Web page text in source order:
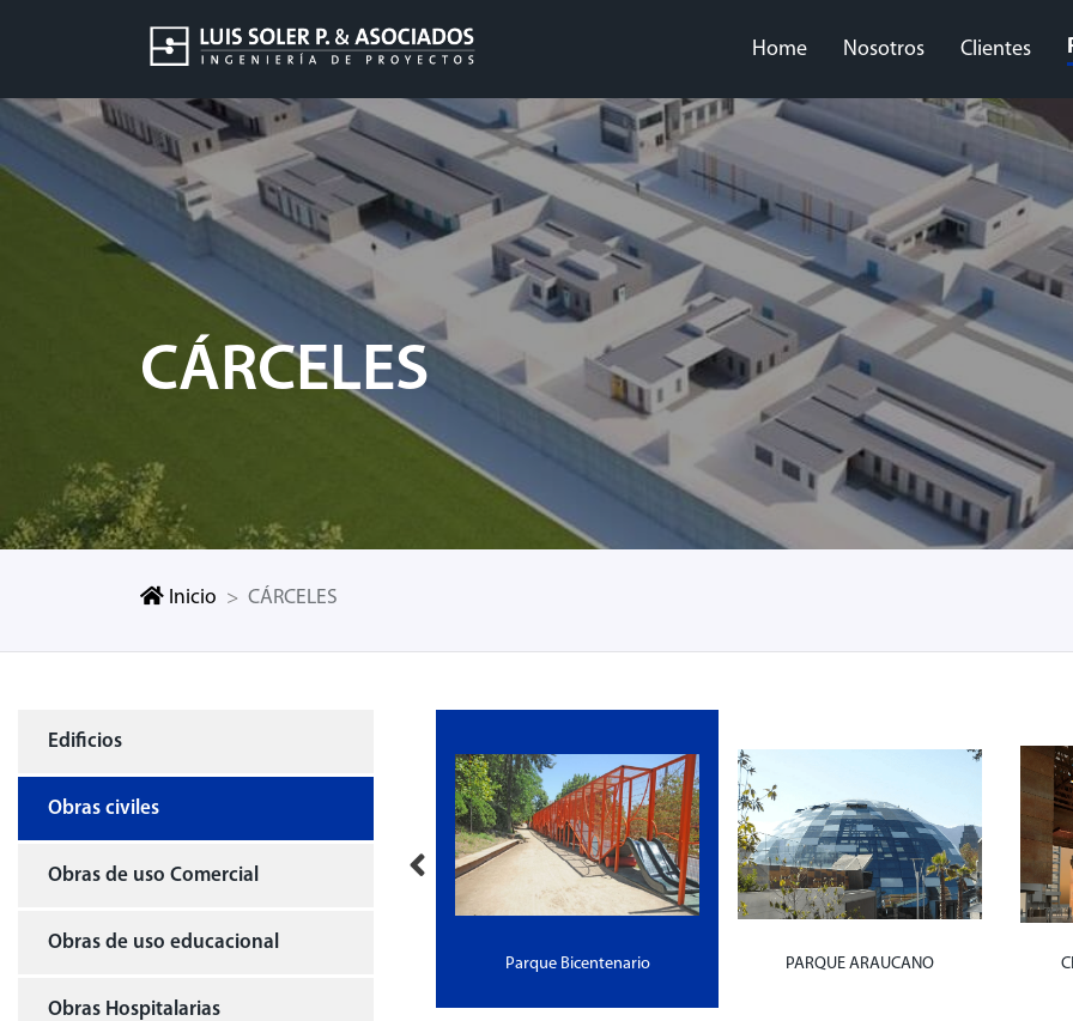
Home Nosotros Clientes
CÁRCELES
Inicio CÁRCELES
Edificios
Obras civiles
Obras de uso Comercial
Obras de uso educacional
Obras Hospitalarias
Parque Bicentenario PARQUE ARAUCANO